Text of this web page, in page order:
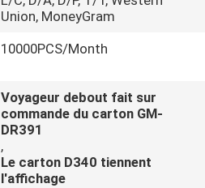
Union, MoneyGram
10000PCS/Month
Voyageur debout fait sur
commande du carton GM-
DR391
,
Le carton D340 tiennent
l'affichage